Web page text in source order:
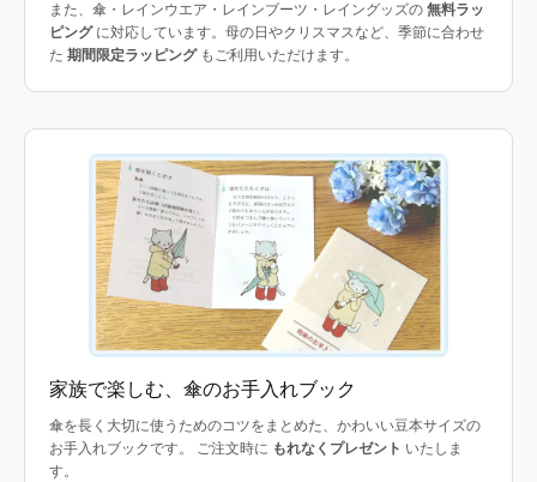
また、傘・レインウエア・レインブーツ・レイングッズの 無料ラッ
ピングに対応しています。母の日やクリスマスなど、季節に合わせ
た 期間限定ラッピングもご利用いただけます。
家族で楽しむ、傘のお手入れブック
傘を長く大切に使うためのコツをまとめた、かわいい豆本サイズの
お手入れブックです。 ご注文時に もれなくプレゼント いたしま
す。